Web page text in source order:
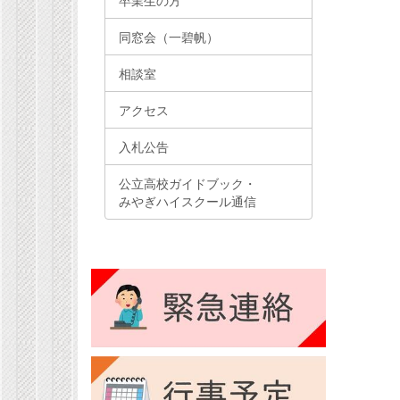
同窓会（一碧帆）
相談室
アクセス
入札公告
公立高校ガイドブック・
みやぎハイスクール通信